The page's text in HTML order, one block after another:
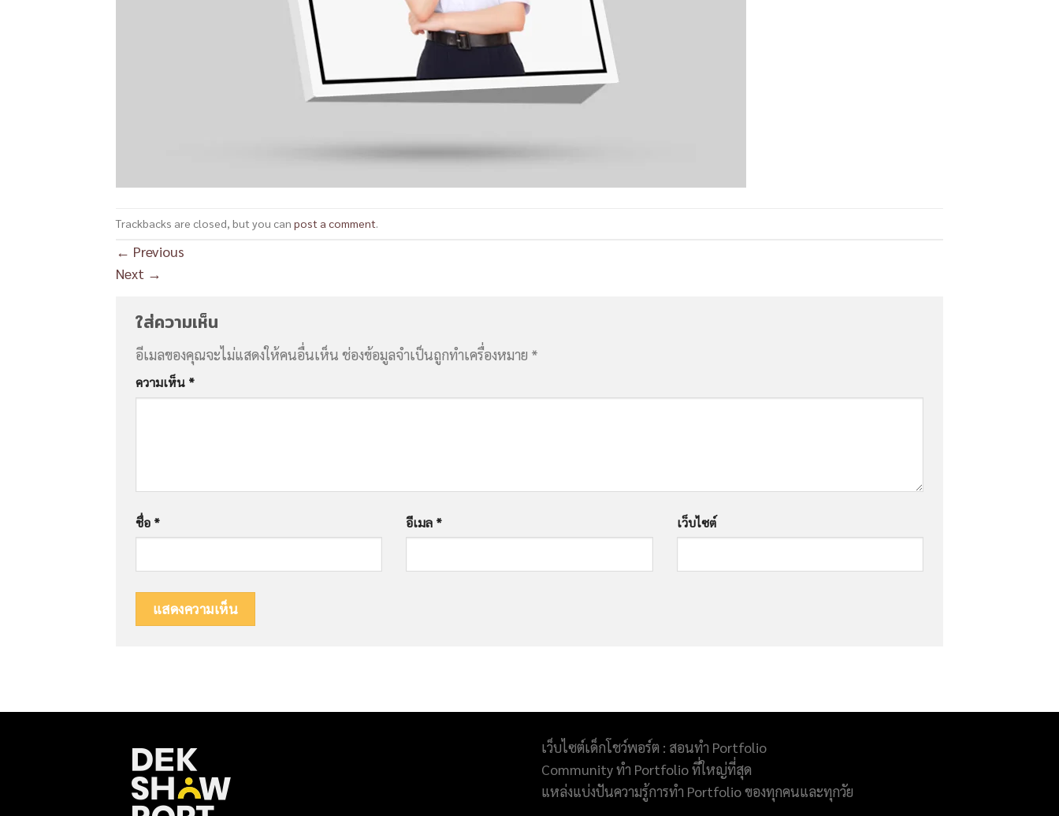
Trackbacks are closed, but you can post a comment.
← Previous
Next →
ใส่ความเห็น
อีเมลของคุณจะไม่แสดงให้คนอื่นเห็น ช่องข้อมูลจำเป็นถูกทำเครื่องหมาย *
ความเห็น *
ชื่อ * อีเมล * เว็บไซต์
เว็บไซต์เด็กโชว์พอร์ต : สอนทำ Portfolio
Community ทำ Portfolio ที่ใหญ่ที่สุด
แหล่งแบ่งปันความรู้การทำ Portfolio ของทุกคนและทุกวัย